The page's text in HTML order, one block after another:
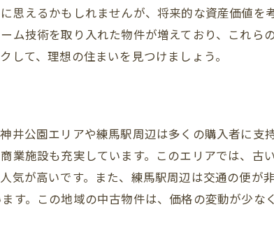
ス
用する方法
思えるかもしれませんが、将来的な資産価値を
ム技術を取り入れた物件が増えており、これら
て、理想の住まいを見つけましょう。
公園エリアや練馬駅周辺は多くの購入者に支
業施設も充実しています。このエリアでは、古
が高いです。また、練馬駅周辺は交通の便が
す。この地域の中古物件は、価格の変動が少な